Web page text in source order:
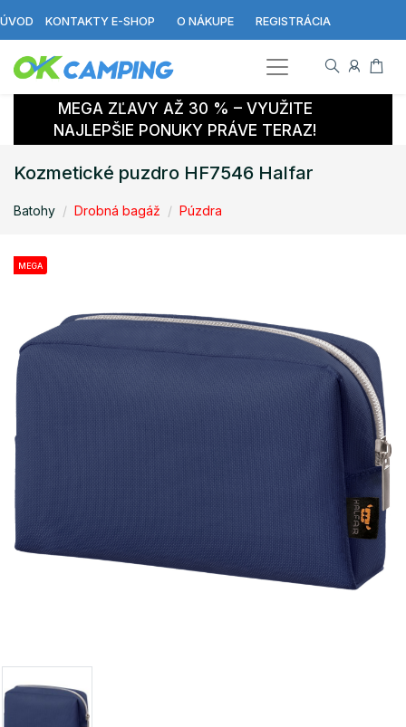
ÚVOD KONTAKTY E-SHOP O NÁKUPE REGISTRÁCIA
MEGA ZĽAVY AŽ 30 % – VYUŽITE
NAJLEPŠIE PONUKY PRÁVE TERAZ!
Kozmetické puzdro HF7546 Halfar
Batohy Drobná bagáž Púzdra
MEGA